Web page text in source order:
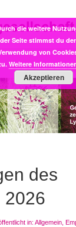
des
2026
in: Allgemein
die weitere
der Seite stimmst du der
von
Weitere
Akzeptieren